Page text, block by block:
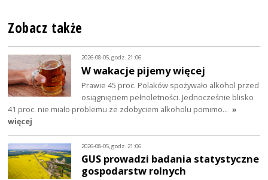
Zobacz także
2026-08-05, godz. 21:06
W wakacje pijemy więcej
Prawie 45 proc. Polaków spożywało alkohol przed
osiągnięciem pełnoletności. Jednocześnie blisko
41 proc. nie miało problemu ze zdobyciem alkoholu pomimo… »
więcej
2026-08-05, godz. 21:06
GUS prowadzi badania statystyczne
gospodarstw rolnych